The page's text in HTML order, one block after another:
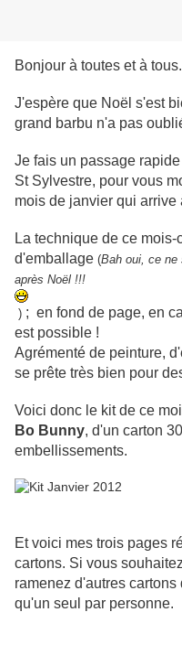
Bonjour à toutes et à tous.
J'espère que Noël s'est
grand barbu n'a pas
Je fais un passage
St Sylvestre, pour vous
mois de janvier qui arrive
La technique de ce
d'emballage (Bah oui, ce ne
après Noël !!!
) ; en fond de page, en
est possible !
Agrémenté de peinture,
se prête très bien pour
Voici donc le kit de ce
Bo Bunny, d'un carton
embellissements.
Et voici mes trois pages
cartons. Si vous
ramenez d'autres
qu'un seul par personne.